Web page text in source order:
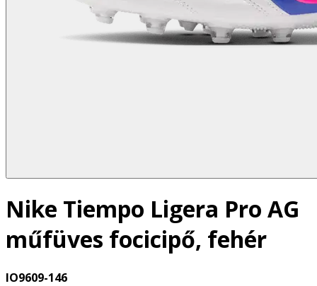
Nike Tiempo Ligera Pro AG
műfüves focicipő, fehér
IO9609-146